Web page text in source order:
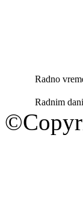
Radno
Radnim